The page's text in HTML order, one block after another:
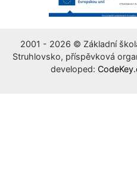
2001 - 2026 © Základní
Struhlovsko, příspěvková
developed: